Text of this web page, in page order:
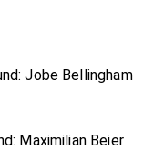
Jobe Bellingham
Maximilian Beier